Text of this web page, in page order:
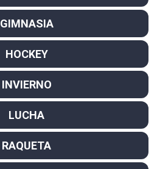
GIMNASIA
HOCKEY
INVIERNO
LUCHA
RAQUETA